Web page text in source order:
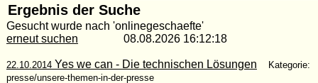
Ergebnis der Suche
Gesucht wurde nach 'onlinegeschaefte'
erneut suchen 08.08.2026 16:12:18
22.10.2014Yes we can - Die technischen Lösungen
Kategorie:
presse/unsere-themen-in-der-presse